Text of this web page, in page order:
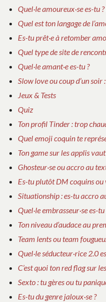
Quel·le amoureux·se es-tu
Quel est ton langage de
Es-tu prêt·e à retomber
Quel type de site de
Quel·le amant·e es-tu ?
Slow love ou coup d’un soir
Jeux & Tests
Quiz
Ton profil Tinder : trop
Quel emoji coquin te
Ton game sur les applis
Ghosteur·se ou accro au
Es-tu plutôt DM coquins ou
Situationship : es-tu accro
Quel·le embrasseur·se es-tu
Ton niveau d’audace au
Team lents ou team
Quel·le séducteur·rice 2.0
C’est quoi ton red flag sur
Sexto : tu gères ou tu
Es-tu du genre jaloux·se ?